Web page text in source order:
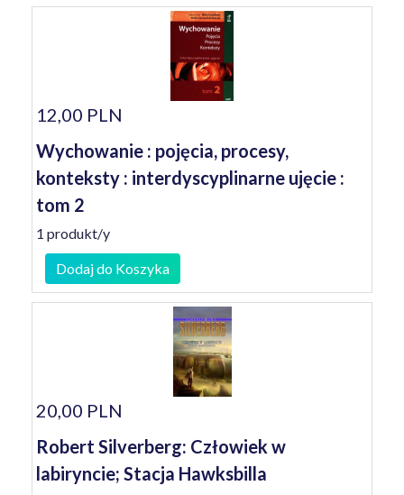
12,00 PLN
Wychowanie : pojęcia, procesy,
konteksty : interdyscyplinarne ujęcie :
tom 2
1 produkt/y
Dodaj do Koszyka
20,00 PLN
Robert Silverberg: Człowiek w
labiryncie; Stacja Hawksbilla